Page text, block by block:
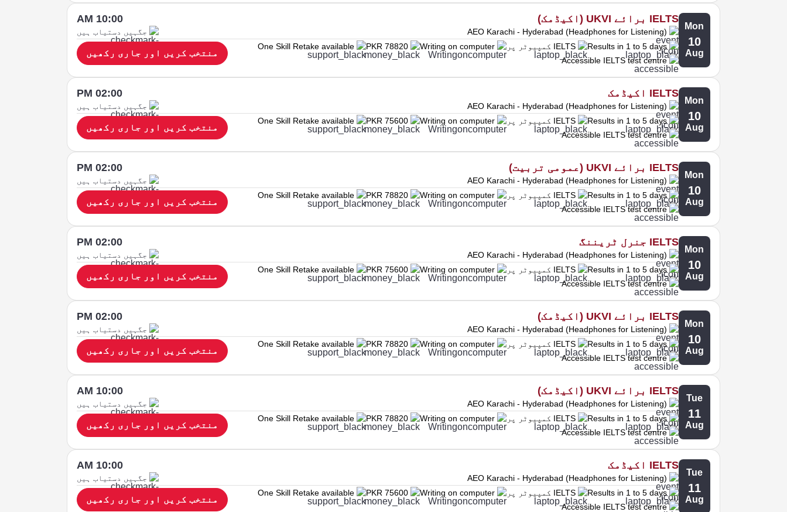
Mon
10
Aug
IELTS برائے UKVI (اکیڈمک)
AEO Karachi - Hyderabad (Headphones for Listening)
10:00 AM
جگہیں دستیاب ہیں
Results in 1 to 5 days
IELTS کمپیوٹر پر Writing on computer
PKR 78820
One Skill Retake available
Accessible IELTS test centre
منتخب کریں اور جاری رکھیں
Mon
10
Aug
IELTS اکیڈمک
AEO Karachi - Hyderabad (Headphones for Listening)
02:00 PM
جگہیں دستیاب ہیں
Results in 1 to 5 days
IELTS کمپیوٹر پر Writing on computer
PKR 75600
One Skill Retake available
Accessible IELTS test centre
منتخب کریں اور جاری رکھیں
Mon
10
Aug
IELTS برائے UKVI (عمومی تربیت)
AEO Karachi - Hyderabad (Headphones for Listening)
02:00 PM
جگہیں دستیاب ہیں
Results in 1 to 5 days
IELTS کمپیوٹر پر Writing on computer
PKR 78820
One Skill Retake available
Accessible IELTS test centre
منتخب کریں اور جاری رکھیں
Mon
10
Aug
IELTS جنرل ٹریننگ
AEO Karachi - Hyderabad (Headphones for Listening)
02:00 PM
جگہیں دستیاب ہیں
Results in 1 to 5 days
IELTS کمپیوٹر پر Writing on computer
PKR 75600
One Skill Retake available
Accessible IELTS test centre
منتخب کریں اور جاری رکھیں
Mon
10
Aug
IELTS برائے UKVI (اکیڈمک)
AEO Karachi - Hyderabad (Headphones for Listening)
02:00 PM
جگہیں دستیاب ہیں
Results in 1 to 5 days
IELTS کمپیوٹر پر Writing on computer
PKR 78820
One Skill Retake available
Accessible IELTS test centre
منتخب کریں اور جاری رکھیں
Tue
11
Aug
IELTS برائے UKVI (اکیڈمک)
AEO Karachi - Hyderabad (Headphones for Listening)
10:00 AM
جگہیں دستیاب ہیں
Results in 1 to 5 days
IELTS کمپیوٹر پر Writing on computer
PKR 78820
One Skill Retake available
Accessible IELTS test centre
منتخب کریں اور جاری رکھیں
Tue
11
Aug
IELTS اکیڈمک
AEO Karachi - Hyderabad (Headphones for Listening)
10:00 AM
جگہیں دستیاب ہیں
Results in 1 to 5 days
IELTS کمپیوٹر پر Writing on computer
PKR 75600
One Skill Retake available
Accessible IELTS test centre
منتخب کریں اور جاری رکھیں